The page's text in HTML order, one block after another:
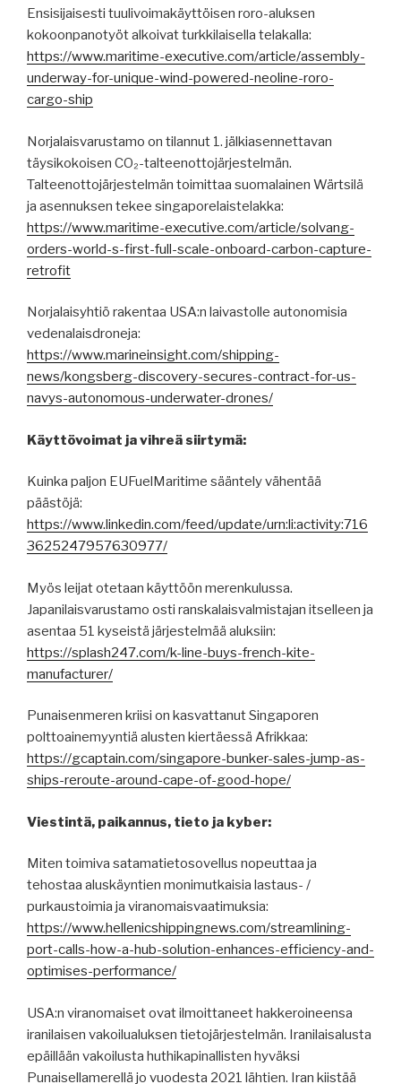
Ensisijaisesti tuulivoimakäyttöisen roro-aluksen
kokoonpanotyöt alkoivat turkkilaisella telakalla:
https://www.maritime-executive.com/article/assembly-
underway-for-unique-wind-powered-neoline-roro-
cargo-ship
Norjalaisvarustamo on tilannut 1. jälkiasennettavan
täysikokoisen CO₂-talteenottojärjestelmän.
Talteenottojärjestelmän toimittaa suomalainen Wärtsilä
ja asennuksen tekee singaporelaistelakka:
https://www.maritime-executive.com/article/solvang-
orders-world-s-first-full-scale-onboard-carbon-capture-
retrofit
Norjalaisyhtiö rakentaa USA:n laivastolle autonomisia
vedenalaisdroneja:
https://www.marineinsight.com/shipping-
news/kongsberg-discovery-secures-contract-for-us-
navys-autonomous-underwater-drones/
Käyttövoimat ja vihreä siirtymä:
Kuinka paljon EUFuelMaritime sääntely vähentää
päästöjä:
https://www.linkedin.com/feed/update/urn:li:activity:716
3625247957630977/
Myös leijat otetaan käyttöön merenkulussa.
Japanilaisvarustamo osti ranskalaisvalmistajan itselleen ja
asentaa 51 kyseistä järjestelmää aluksiin:
https://splash247.com/k-line-buys-french-kite-
manufacturer/
Punaisenmeren kriisi on kasvattanut Singaporen
polttoainemyyntiä alusten kiertäessä Afrikkaa:
https://gcaptain.com/singapore-bunker-sales-jump-as-
ships-reroute-around-cape-of-good-hope/
Viestintä, paikannus, tieto ja kyber:
Miten toimiva satamatietosovellus nopeuttaa ja
tehostaa aluskäyntien monimutkaisia lastaus- /
purkaustoimia ja viranomaisvaatimuksia:
https://www.hellenicshippingnews.com/streamlining-
port-calls-how-a-hub-solution-enhances-efficiency-and-
optimises-performance/
USA:n viranomaiset ovat ilmoittaneet hakkeroineensa
iranilaisen vakoilualuksen tietojärjestelmän. Iranilaisalusta
epäillään vakoilusta huthikapinallisten hyväksi
Punaisellamerellä jo vuodesta 2021 lähtien. Iran kiistää